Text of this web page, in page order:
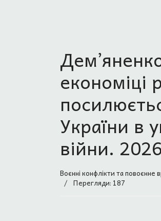
економіці
України в
війни.
Воєнні конфлікти та повоєнне
Перегляди: 187